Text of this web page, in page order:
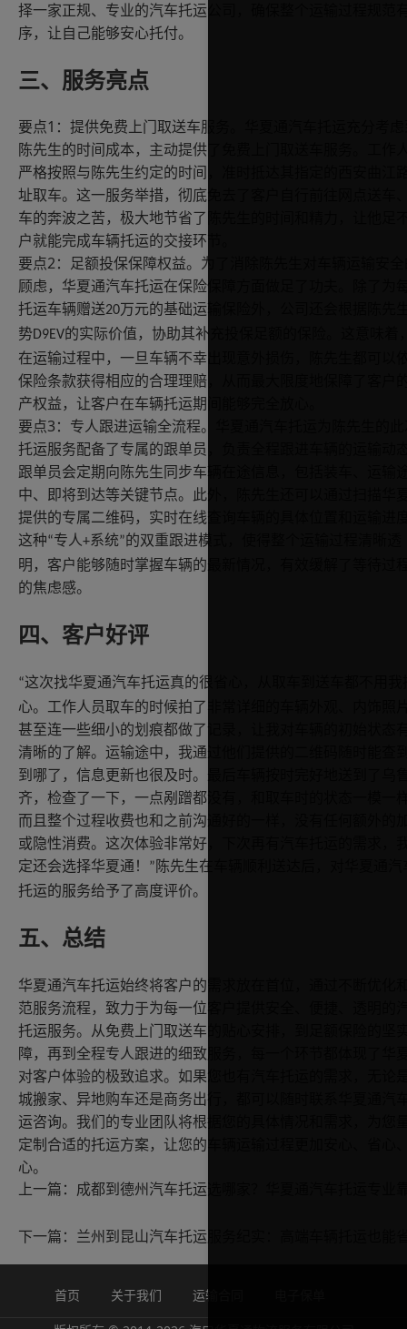
择一家正规、专业的汽车托运公司，确保整个运输过程规范
序，让自己能够安心托付。
三、服务亮点
要点1 ：提供免费上门取送车服务。华夏通汽车托运充分考虑
陈先生的时间成本，主动提供了免费上门取送车服务。工作
严格按照与陈先生约定的时间，准时抵达其指定的西安曲江
址取车。这一服务举措，彻底免去了客户自行前往网点送车
车的奔波之苦，极大地节省了陈先生的时间和精力，让他足
户就能完成车辆托运的交接环节。
要点2：足额投保保障权益。为了消除陈先生对车辆运输安全
顾虑，华夏通汽车托运在保险保障方面做足了功夫。除了为
托运车辆赠送20万元的基础运输保险外，公司还会根据陈先
势D9EV的实际价值，协助其补充投保足额的保险。这意味着
在运输过程中，一旦车辆不幸出现意外损伤，陈先生都可以
保险条款获得相应的合理理赔，从而最大限度地保障了客户
产权益，让客户在车辆托运期间能够完全放心。
要点3 ：专人跟进运输全流程。华夏通汽车托运为陈先生的此
托运服务配备了专属的跟单员，负责全程跟进车辆的运输动
跟单员会定期向陈先生同步车辆在途信息，包括装车、运输
中、即将到达等关键节点。此外，陈先生还可以通过扫描华
提供的专属二维码，实时在线查询车辆的具体位置和运输进
这种“专人+系统”的双重跟进模式，使得整个运输过程清晰透
明，客户能够随时掌握车辆的最新情况，有效缓解了等待过
的焦虑感。
四、客户好评
“这次找华夏通汽车托运真的很省心，从取车到送车都不用我
心。工作人员取车的时候拍了非常详细的车辆外观、内饰照
甚至连一些细小的划痕都做了记录，让我对车辆的初始状态
清晰的了解。运输途中，我通过他们提供的二维码随时能查
到哪了，信息更新也很及时。最后车辆按时完好地送到了乌
齐，检查了一下，一点剐蹭都没有，和取车时的状态一模一
而且整个过程收费也和之前沟通好的一样，没有任何额外的
或隐性消费。这次体验非常好，下次再有汽车托运的需求，
定还会选择华夏通！ ” 陈先生在车辆顺利送达后，对华夏通汽
托运的服务给予了高度评价。
五、总结
华夏通汽车托运始终将客户的需求放在首位，通过不断优化
范服务流程，致力于为每一位客户提供安全、便捷、透明的
托运服务。从免费上门取送车的贴心安排，到足额保险的坚
障，再到全程专人跟进的细致服务，每一个环节都体现了华
对客户体验的极致追求。如果您也有汽车托运的需求，无论
城搬家、异地购车还是商务出行，都可以随时联系华夏通汽
运咨询。我们的专业团队将根据您的具体情况和需求，为您
定制合适的托运方案，让您的车辆运输过程更加安心、省心
心。
上一篇：
下一篇：
首页 关于我们 运输合同